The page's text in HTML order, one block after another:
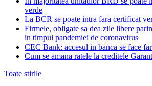
verde
La BCR se poate intra fara certificat
Firmele, obligate sa dea zile libere
in timpul pandemiei de coronavirus
CEC Bank: accesul in banca se face
Cum se amana ratele la creditele
Toate stirile